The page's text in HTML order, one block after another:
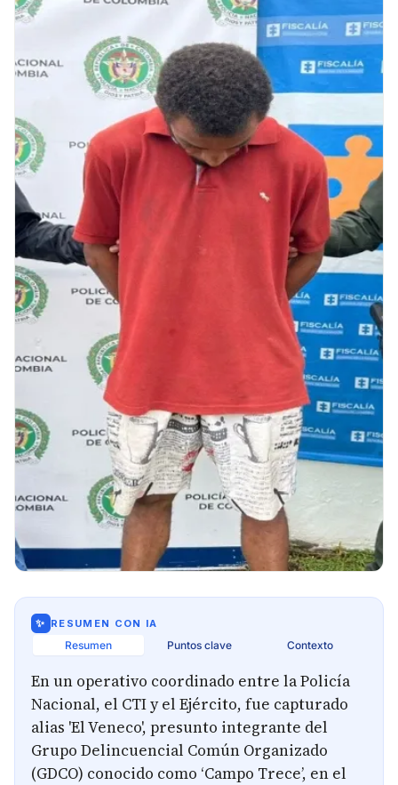
✨ RESUMEN CON IA
Resumen Puntos clave Contexto
En un operativo coordinado entre la Policía
Nacional, el CTI y el Ejército, fue capturado
alias 'El Veneco', presunto integrante del
Grupo Delincuencial Común Organizado
(GDCO) conocido como ‘Campo Trece’, en el